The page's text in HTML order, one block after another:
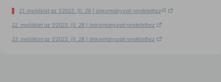
21. melléklet az 1/2023. (II. 28.) önkormányzati rendelethez26
22. melléklet az 1/2023. (II. 28.) önkormányzati rendelethez
23. melléklet az 1/2023. (II. 28.) önkormányzati rendelethez